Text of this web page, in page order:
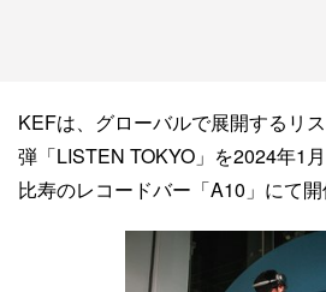
KEFは、グローバルで展開するリ
弾「LISTEN TOKYO」を2024年1
比寿のレコードバー「A10」にて開